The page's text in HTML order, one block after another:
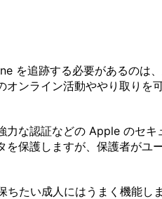
を追跡する必要があるのは
ンライン活動ややり取りを
力な認証などの Apple のセキ
を保護しますが、保護者がユ
たい成人にはうまく機能し